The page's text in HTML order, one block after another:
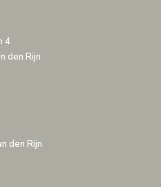
4
den Rijn
den Rijn